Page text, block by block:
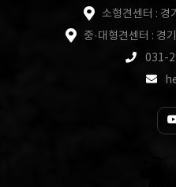
소형견센터 : 경
중·대형견센터 : 경
031-